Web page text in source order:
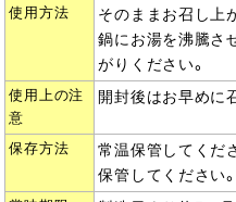
使用方法
そのままお召し上
鍋にお湯を沸騰さ
がりください。
使用上の注
意
開封後はお早めに
保存方法
常温保管してくだ
保管してください。